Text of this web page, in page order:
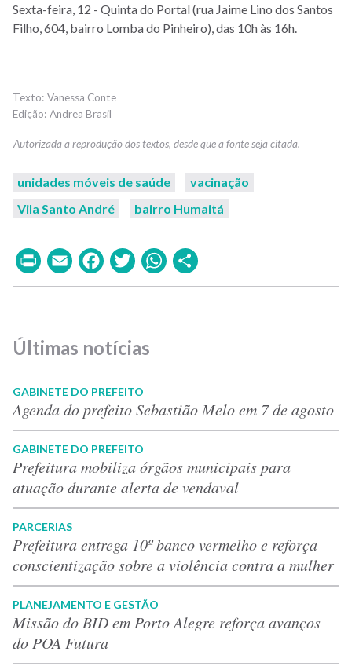
Sexta-feira, 12 - Quinta do Portal (rua Jaime Lino dos Santos
Filho, 604, bairro Lomba do Pinheiro), das 10h às 16h.
Vanessa Conte
Andrea Brasil
unidades móveis de saúde
vacinação
Vila Santo André
bairro Humaitá
PrintEmailFacebook
TwitterWhatsApp
Últimas notícias
GABINETE DO PREFEITO
Agenda do prefeito Sebastião Melo em 7 de agosto
GABINETE DO PREFEITO
Prefeitura mobiliza órgãos municipais para
atuação durante alerta de vendaval
PARCERIAS
Prefeitura entrega 10º banco vermelho e reforça
conscientização sobre a violência contra a mulher
PLANEJAMENTO E GESTÃO
Missão do BID em Porto Alegre reforça avanços
do POA Futura